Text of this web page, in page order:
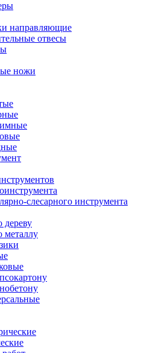
направляющие
отвесы
ножи
слесарного инструмента